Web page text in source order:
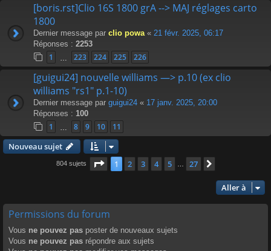
[boris.rst]Clio 16S 1800 grA --> MAJ réglages carto
1800
Dernier message par clio powa « 21 févr. 2025, 06:17
Réponses : 2253
1 223 224 225 226
[guigui24] nouvelle williams —> p.10 (ex clio
williams "rs1" p.1-10)
Dernier message par guigui24 « 17 janv. 2025, 20:00
Réponses : 100
1 8 9 10 11
Nouveau sujet
804 sujets Page 1sur27
1 2 3 4 5 27
Aller à
Permissions du forum
Vous ne pouvez pas poster de nouveaux sujets
Vous ne pouvez pas répondre aux sujets